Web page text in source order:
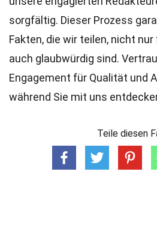
sorgfältig. Dieser Prozess
Fakten, die wir teilen, nicht
auch glaubwürdig sind.
Engagement für Qualität und
während Sie mit uns
Teile diesen